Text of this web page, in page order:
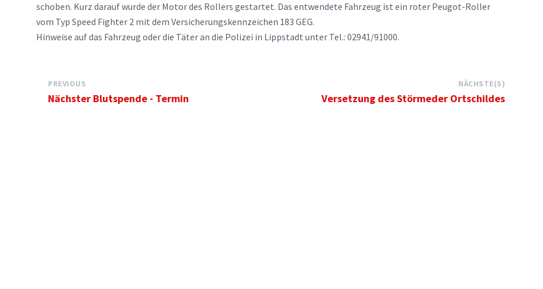
schoben. Kurz darauf wurde der Motor des Rollers gestartet. Das entwendete Fahrzeug ist ein roter Peugot-Roller
vom Typ Speed Fighter 2 mit dem Versicherungskennzeichen 183 GEG.
Hinweise auf das Fahrzeug oder die Täter an die Polizei in Lippstadt unter Tel.: 02941/91000.
PREVIOUS
Nächster Blutspende - Termin
NÄCHSTE(S)
Versetzung des Störmeder Ortschildes